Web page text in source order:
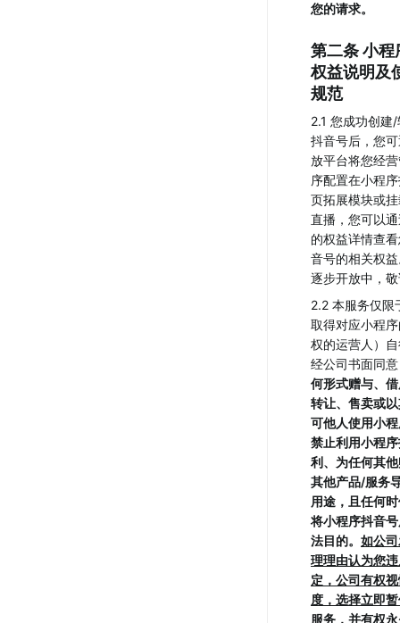
您的请求。
第二条 小程
权益说明及
规范
2.1 您成功创建
抖音号后，您
放平台将您经
序配置在小程
页拓展模块或
直播，您可以
的权益详情查
音号的相关权
逐步开放中，
2.2 本服务仅限
取得对应小程
权的运营人）
经公司书面同
何形式赠与、
转让、售卖或
可他人使用小
禁止利用小程
利、为任何其
其他产品/服务
用途，且任何
将小程序抖音
法目的。 如公
理理由认为您
定，公司有权
度，选择立即
服务，并有权